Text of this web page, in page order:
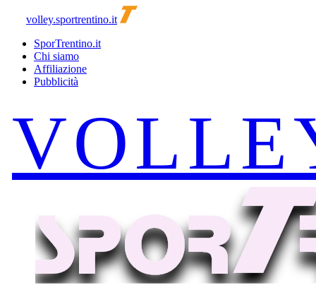
volley.sportrentino.it
SporTrentino.it
Chi siamo
Affiliazione
Pubblicità